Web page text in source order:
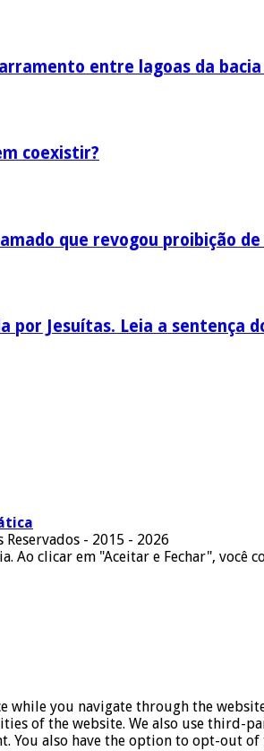
entre lagoas da bacia
coexistir?
que revogou proibição
por Jesuítas. Leia a sentença
- 2015 - 2026
Ao clicar em "Aceitar e Fechar", você
you navigate through the
of the website. We also use third-
also have the option to opt-out